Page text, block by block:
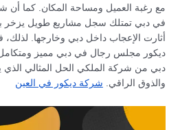
مع رغبة العميل ومساحة المكان. كما أن
في دبي تمتلك سجل مشاريع طويل يزخر
أثارت الإعجاب داخل دبي وخارجها.
ديكور مجلس رجال في دبي مميز
دبي من شركة الملكي الحل المثالي الذي
والذوق الراقي. شركة ديكور في العين